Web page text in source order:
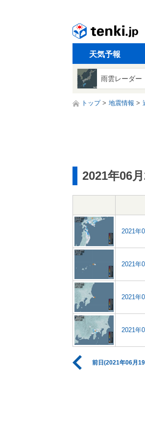
天気予報
雨雲レーダー
トップ 地震情報
2021年06
2021年
2021年
2021年
2021年
前日(2021年06月